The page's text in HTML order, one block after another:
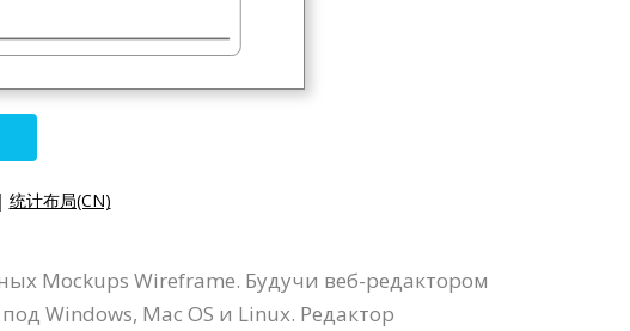
| 统计布局(CN)
Mockups Wireframe. Будучи веб-редактором
Windows, Mac OS и Linux. Редактор